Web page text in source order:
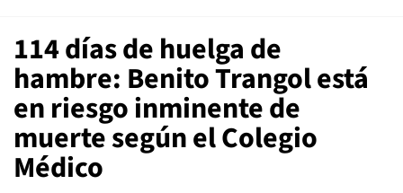
114 días de huelga de
hambre: Benito Trangol está
en riesgo inminente de
muerte según el Colegio
Médico